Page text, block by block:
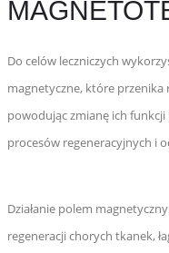
Do celów leczniczych
magnetyczne, które
powodując zmianę ich
procesów regeneracyjnych i
Działanie polem
regeneracji chorych tkanek,